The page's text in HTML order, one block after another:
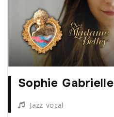
Sophie Gabrielle
Jazz vocal